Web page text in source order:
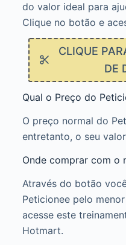
do valor ideal para
Clique no botão e
CLIQUE
DE
Qual o Preço do
O preço normal do
entretanto, o seu
Onde comprar com o
Através do botão
Peticionee pelo
acesse este
Hotmart.